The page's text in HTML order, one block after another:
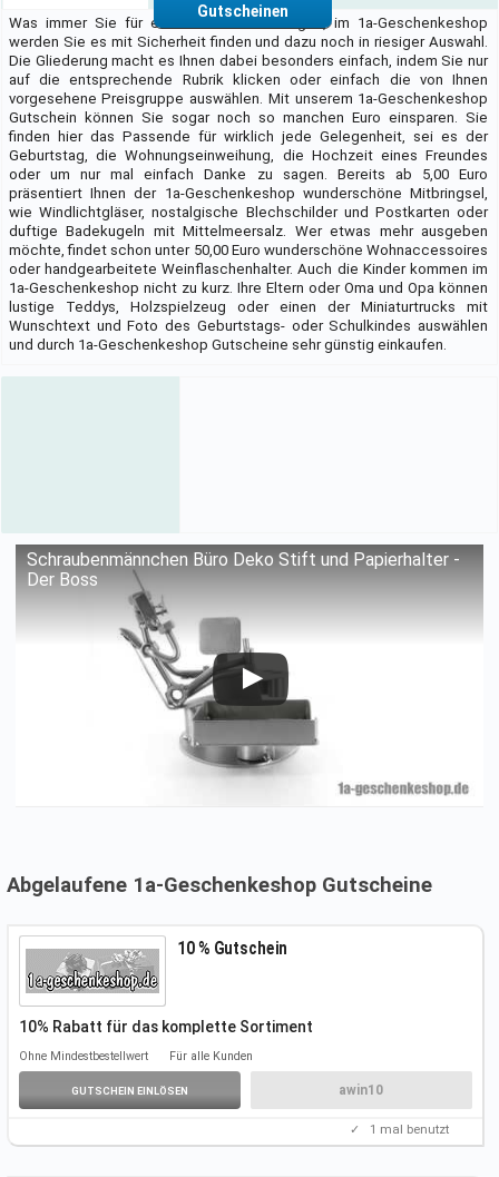
Gutscheinen
Was immer Sie für ein Geschenk benötigen, im 1a-Geschenkeshop
werden Sie es mit Sicherheit finden und dazu noch in riesiger Auswahl.
Die Gliederung macht es Ihnen dabei besonders einfach, indem Sie nur
auf die entsprechende Rubrik klicken oder einfach die von Ihnen
vorgesehene Preisgruppe auswählen. Mit unserem 1a-Geschenkeshop
Gutschein können Sie sogar noch so manchen Euro einsparen. Sie
finden hier das Passende für wirklich jede Gelegenheit, sei es der
Geburtstag, die Wohnungseinweihung, die Hochzeit eines Freundes
oder um nur mal einfach Danke zu sagen. Bereits ab 5,00 Euro
präsentiert Ihnen der 1a-Geschenkeshop wunderschöne Mitbringsel,
wie Windlichtgläser, nostalgische Blechschilder und Postkarten oder
duftige Badekugeln mit Mittelmeersalz. Wer etwas mehr ausgeben
möchte, findet schon unter 50,00 Euro wunderschöne Wohnaccessoires
oder handgearbeitete Weinflaschenhalter. Auch die Kinder kommen im
1a-Geschenkeshop nicht zu kurz. Ihre Eltern oder Oma und Opa können
lustige Teddys, Holzspielzeug oder einen der Miniaturtrucks mit
Wunschtext und Foto des Geburtstags- oder Schulkindes auswählen
und durch 1a-Geschenkeshop Gutscheine sehr günstig einkaufen.
Schraubenmännchen Büro Deko Stift und Papierhalter -
Der Boss
Abgelaufene 1a-Geschenkeshop Gutscheine
10 % Gutschein
10% Rabatt für das kompletteSortiment
Ohne Mindestbestellwert Für alle Kunden
GUTSCHEIN EINLÖSEN awin10
✓ 1 mal benutzt